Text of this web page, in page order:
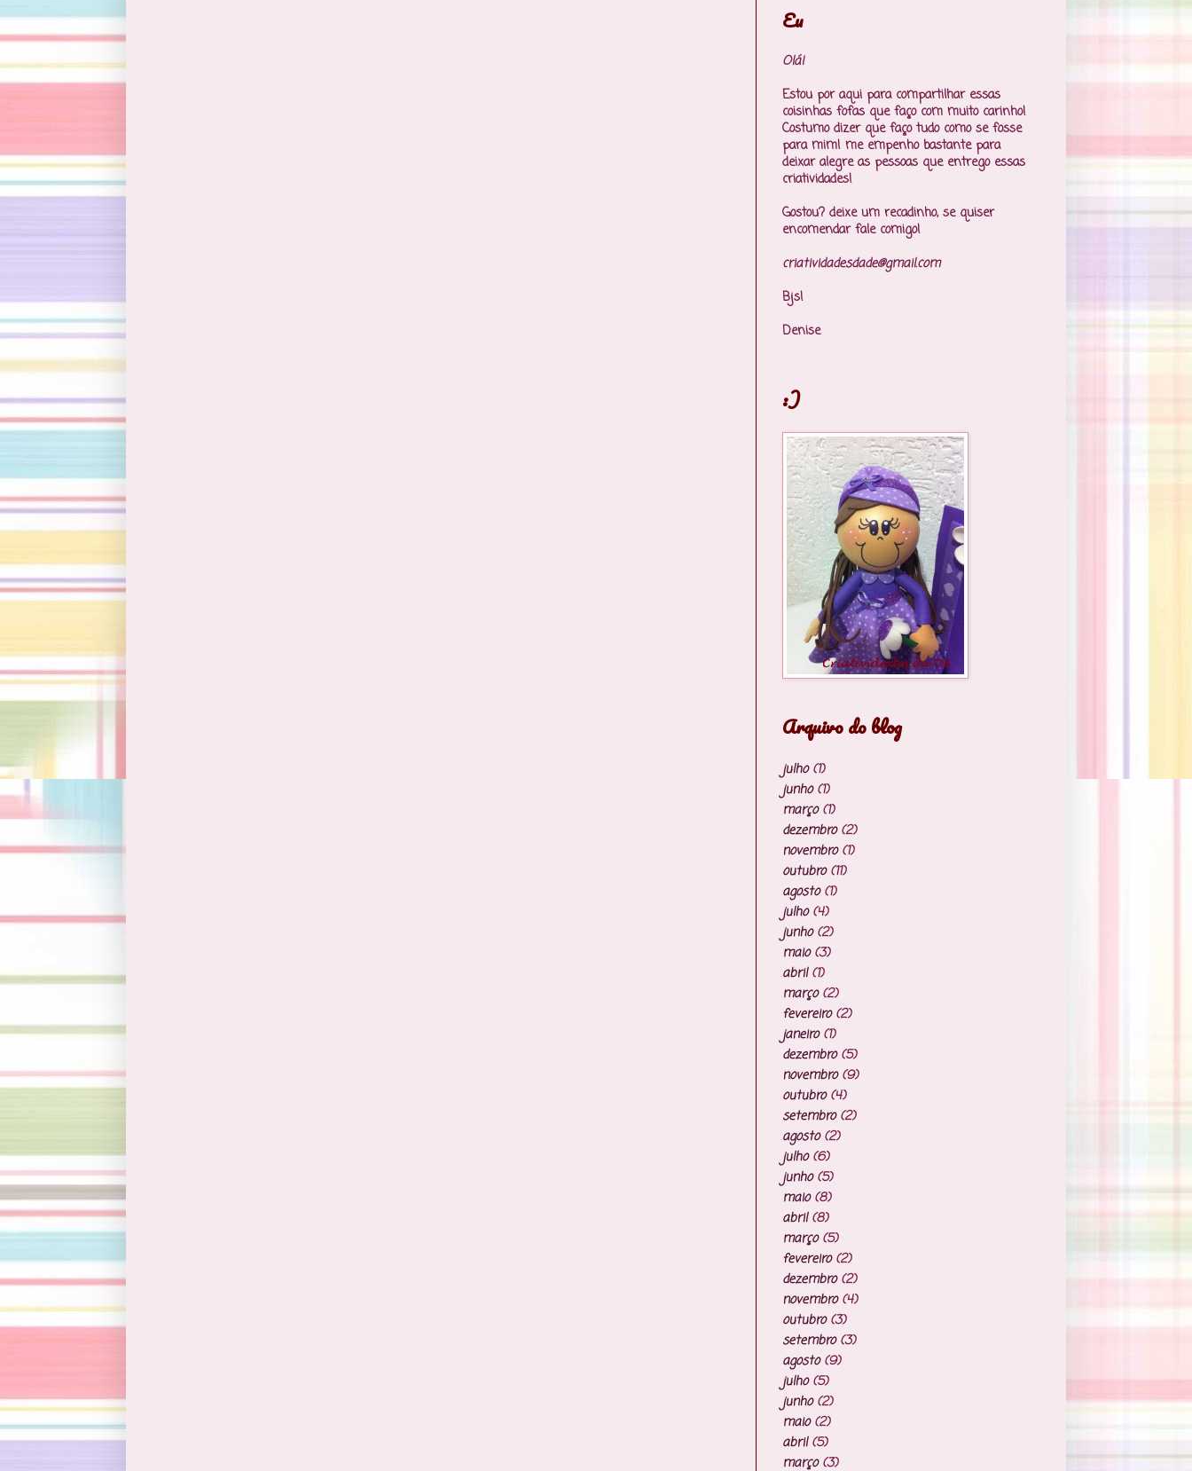
Eu
Olá!
Estou por aqui para compartilhar essas
coisinhas fofas que faço com muito carinho!
Costumo dizer que faço tudo como se fosse
para mim! me empenho bastante para
deixar alegre as pessoas que entrego essas
criatividades!
Gostou? deixe um recadinho, se quiser
encomendar fale comigo!
criatividadesdade@gmail.com
Bjs!
Denise
:)
Arquivo do blog
julho(1)
junho(1)
março(1)
dezembro(2)
novembro(1)
outubro(11)
agosto(1)
julho(4)
junho(2)
maio(3)
abril(1)
março(2)
fevereiro(2)
janeiro(1)
dezembro(5)
novembro(9)
outubro(4)
setembro(2)
agosto(2)
julho(6)
junho(5)
maio(8)
abril(8)
março(5)
fevereiro(2)
dezembro(2)
novembro(4)
outubro(3)
setembro(3)
agosto(9)
julho(5)
junho(2)
maio(2)
abril(5)
março(3)